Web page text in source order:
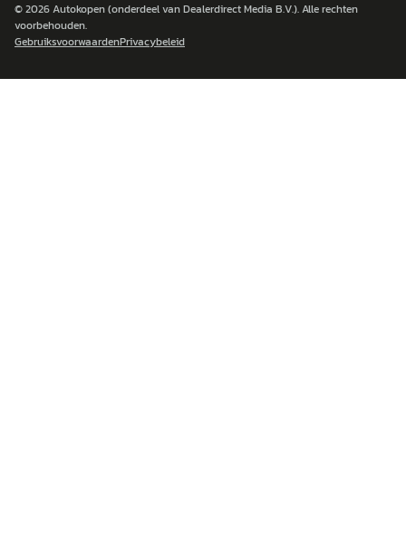
© 2026Autokopen(onderdeel van Dealerdirect Media B.V.). Alle rechten
voorbehouden.
GebruiksvoorwaardenPrivacybeleid